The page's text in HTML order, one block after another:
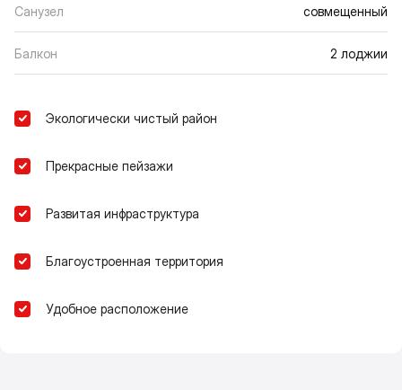
Санузел совмещенный
Балкон 2 лоджии
Экологически чистый район
Прекрасные пейзажи
Развитая инфраструктура
Благоустроенная территория
Удобное расположение